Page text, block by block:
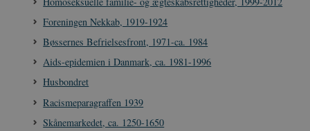
Foreningen Nekkab, 1919-1924
Bøssernes Befrielsesfront, 1971-ca. 1984
Aids-epidemien i Danmark, ca. 1981-1996
Husbondret
Racismeparagraffen 1939
Skånemarkedet, ca. 1250-1650